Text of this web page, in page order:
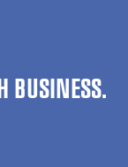
BUSINESS.